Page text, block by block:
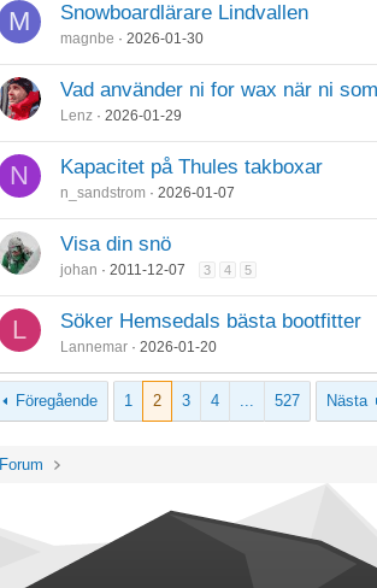
M Snowboardlärare Lindvallen
magnbe 2026-01-30
Vad använder ni for wax när ni
Lenz 2026-01-29
N Kapacitet på Thules takboxar
n_sandstrom 2026-01-07
Visa din snö
johan 2011-12-07 3 4 5
L Söker Hemsedals bästa bootfitter
Lannemar 2026-01-20
Föregående 1 2 3 4 ... 527 Nästa
Forum